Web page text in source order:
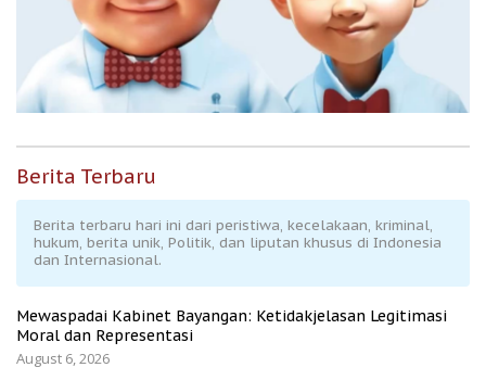
Berita Terbaru
Berita terbaru hari ini dari peristiwa, kecelakaan, kriminal,
hukum, berita unik, Politik, dan liputan khusus di Indonesia
dan Internasional.
Mewaspadai Kabinet Bayangan: Ketidakjelasan Legitimasi
Moral dan Representasi
August 6, 2026